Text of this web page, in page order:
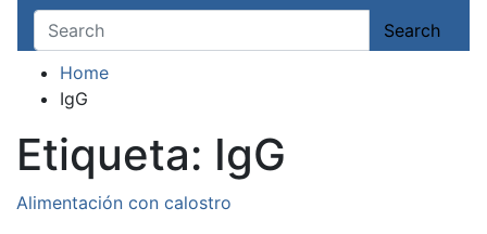
Search
Home
IgG
Etiqueta: IgG
Alimentación con calostro